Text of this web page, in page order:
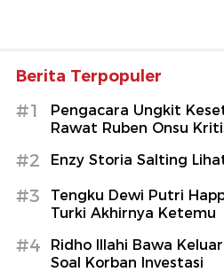
Berita Terpopuler
#1
Pengacara Ungkit
Rawat Ruben Onsu
#2 Enzy Storia Salting
#3
Tengku Dewi Putri
Turki Akhirnya Ketemu
#4
Ridho Illahi Bawa
Soal Korban Investasi